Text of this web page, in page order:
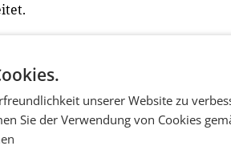
Sie profitieren von der Expertise
der Abstimmung von wichtigen
Gesellschaften ein ausgewogenes
Rückhalt und Sicherheit
Einkauf, mit starken
und liefert technischen
unserer Website zu
Sie der Verwendung von Cookies